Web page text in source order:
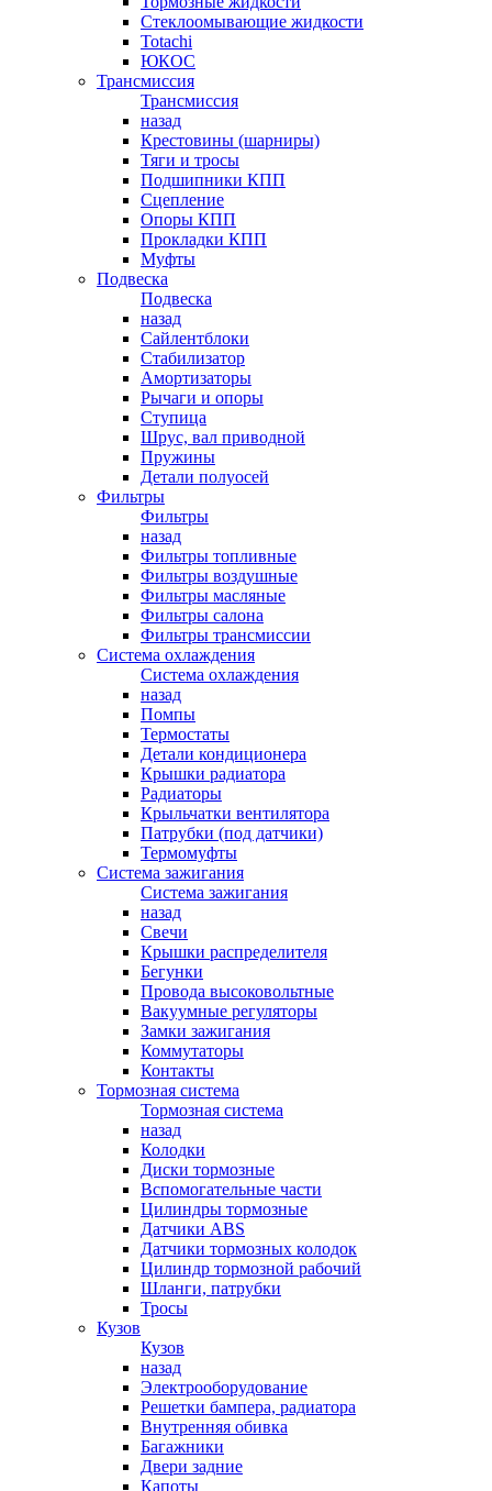
Стеклоомывающие жидкости
Totachi
ЮКОС
Трансмиссия
Трансмиссия
назад
Крестовины (шарниры)
Тяги и тросы
Подшипники КПП
Сцепление
Опоры КПП
Прокладки КПП
Муфты
Подвеска
Подвеска
назад
Сайлентблоки
Стабилизатор
Амортизаторы
Рычаги и опоры
Ступица
Шрус, вал приводной
Пружины
Детали полуосей
Фильтры
Фильтры
назад
Фильтры топливные
Фильтры воздушные
Фильтры масляные
Фильтры салона
Фильтры трансмиссии
Система охлаждения
Система охлаждения
назад
Помпы
Термостаты
Детали кондиционера
Крышки радиатора
Радиаторы
Крыльчатки вентилятора
Патрубки (под датчики)
Термомуфты
Система зажигания
Система зажигания
назад
Свечи
Крышки распределителя
Бегунки
Провода высоковольтные
Вакуумные регуляторы
Замки зажигания
Коммутаторы
Контакты
Тормозная система
Тормозная система
назад
Колодки
Диски тормозные
Вспомогательные части
Цилиндры тормозные
Датчики ABS
Датчики тормозных колодок
Цилиндр тормозной рабочий
Шланги, патрубки
Тросы
Кузов
Кузов
назад
Электрооборудование
Решетки бампера, радиатора
Внутренняя обивка
Багажники
Двери задние
Капоты